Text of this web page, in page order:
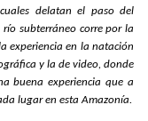
delatan el paso del
subterráneo corre por la
experiencia en la natación
y la de video, donde
buena experiencia que a
lugar en esta Amazonía.